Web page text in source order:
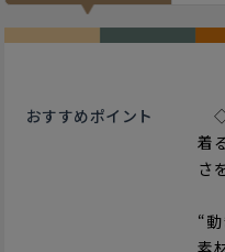
おすすめポイント
◇
着
さ
“
素